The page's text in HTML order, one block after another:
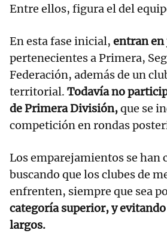
Entre ellos, figura el del
En esta fase inicial, entran en
pertenecientes a Primera,
Federación, además de un
territorial. Todavía no
de Primera División,que se
competición en rondas
Los emparejamientos se han
buscando que los clubes de
enfrenten, siempre que sea
categoría superior, y
largos.